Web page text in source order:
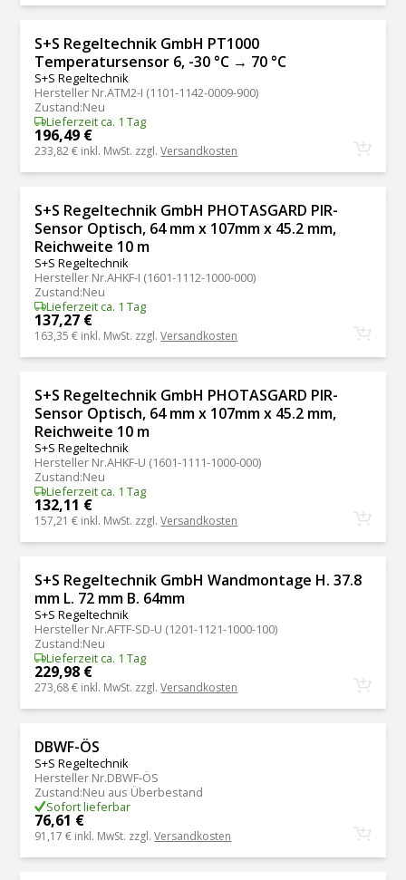
S+S Regeltechnik GmbH PT1000
Temperatursensor 6, -30 °C → 70 °C
S+S Regeltechnik
Hersteller Nr.ATM2-I (1101-1142-0009-900)
Zustand:Neu
Lieferzeit ca. 1 Tag
196,49 €
233,82 € inkl. MwSt. zzgl.Versandkosten
S+S Regeltechnik GmbH PHOTASGARD PIR-
Sensor Optisch, 64 mm x 107mm x 45.2 mm,
Reichweite 10 m
S+S Regeltechnik
Hersteller Nr.AHKF-I (1601-1112-1000-000)
Zustand:Neu
Lieferzeit ca. 1 Tag
137,27 €
163,35 € inkl. MwSt. zzgl.Versandkosten
S+S Regeltechnik GmbH PHOTASGARD PIR-
Sensor Optisch, 64 mm x 107mm x 45.2 mm,
Reichweite 10 m
S+S Regeltechnik
Hersteller Nr.AHKF-U (1601-1111-1000-000)
Zustand:Neu
Lieferzeit ca. 1 Tag
132,11 €
157,21 € inkl. MwSt. zzgl.Versandkosten
S+S Regeltechnik GmbH Wandmontage H. 37.8
mm L. 72 mm B. 64mm
S+S Regeltechnik
Hersteller Nr.AFTF-SD-U (1201-1121-1000-100)
Zustand:Neu
Lieferzeit ca. 1 Tag
229,98 €
273,68 € inkl. MwSt. zzgl.Versandkosten
DBWF-ÖS
S+S Regeltechnik
Hersteller Nr.DBWF-ÖS
Zustand:Neu aus Überbestand
Sofort lieferbar
76,61 €
91,17 € inkl. MwSt. zzgl.Versandkosten